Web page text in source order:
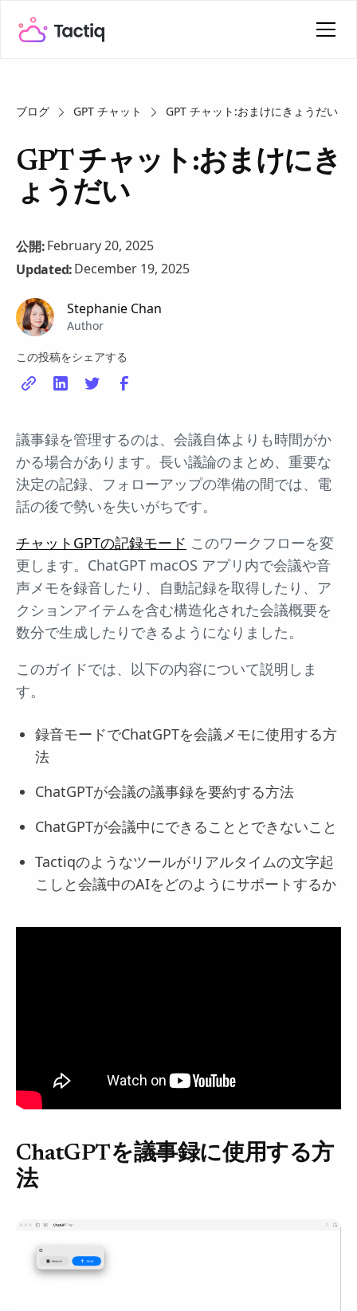
ブログ GPT チャット GPT チャット:おまけにきょうだい
GPT チャット:おまけにき
ょうだい
公開:February 20, 2025
Updated:December 19, 2025
Stephanie Chan
Author
この投稿をシェアする
議事録を管理するのは、会議自体よりも時間がか
かる場合があります。長い議論のまとめ、重要な
決定の記録、フォローアップの準備の間では、電
話の後で勢いを失いがちです。
チャットGPTの記録モード このワークフローを変
更します。ChatGPT macOS アプリ内で会議や音
声メモを録音したり、自動記録を取得したり、ア
クションアイテムを含む構造化された会議概要を
数分で生成したりできるようになりました。
このガイドでは、以下の内容について説明しま
す。
録音モードでChatGPTを会議メモに使用する方
法
ChatGPTが会議の議事録を要約する方法
ChatGPTが会議中にできることとできないこと
Tactiqのようなツールがリアルタイムの文字起
こしと会議中のAIをどのようにサポートするか
ChatGPTを議事録に使用する方
法